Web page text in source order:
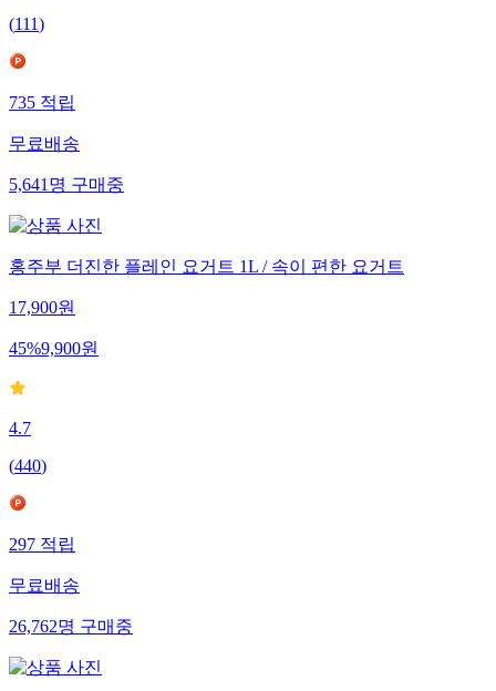
(111)
735 적립
무료배송
5,641 명 구매중
홍주부 더진한 플레인 요거트 1L / 속이 편한 요거트
17,900원
45%9,900원
4.7
(440)
297 적립
무료배송
26,762명 구매중